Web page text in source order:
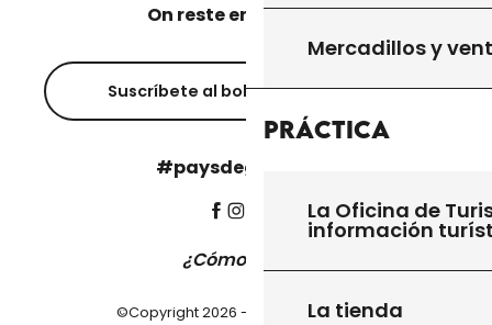
Mercadillos y
Práctica
La Oficina de
información
La tienda
On reste en contact ?
Suscríbete al boletín informativo
#paysdegourdon !
¿Cómo llegar?
©Copyright 2026 - Pays de Gourdon